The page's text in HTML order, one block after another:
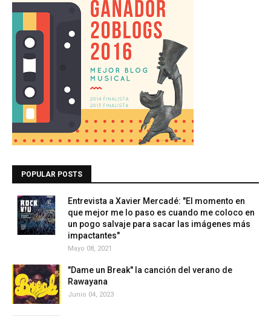
POPULAR POSTS
Entrevista a Xavier Mercadé: "El momento en
que mejor me lo paso es cuando me coloco en
un pogo salvaje para sacar las imágenes más
impactantes"
Mayo 08, 2021
"Dame un Break" la canción del verano de
Rawayana
Junio 04, 2023